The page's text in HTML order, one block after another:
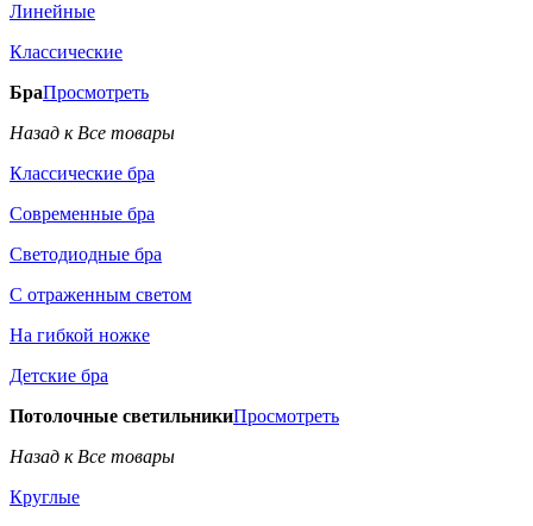
Линейные
Классические
БраПросмотреть
Назад к Все товары
Классические бра
Современные бра
Светодиодные бра
С отраженным светом
На гибкой ножке
Детские бра
Потолочные светильникиПросмотреть
Назад к Все товары
Круглые